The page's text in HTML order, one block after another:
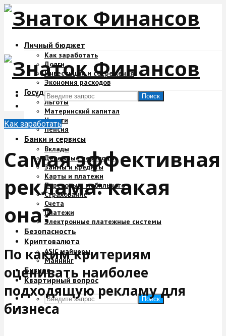
Личный бюджет
Как заработать
Долги
Инвестиции и сбережения
Экономия расходов
Государство и деньги
Льготы
Материнский капитал
Налоги
Пенсия
Банки и сервисы
Вклады
Денежные переводы
Займы и кредиты
Карты и платежи
Переводы с мобильного
Страхование
Счета
Платежи
Электронные платежные системы
Безопасность
Криптовалюта
ASIC майнеры
Майнинг
Бизнес
Квартирный вопрос
Поиск
Поиск
Как заработать
Самая эффективная
реклама: какая
она?
По каким критериям
оценивать наиболее
подходящую рекламу для
бизнеса